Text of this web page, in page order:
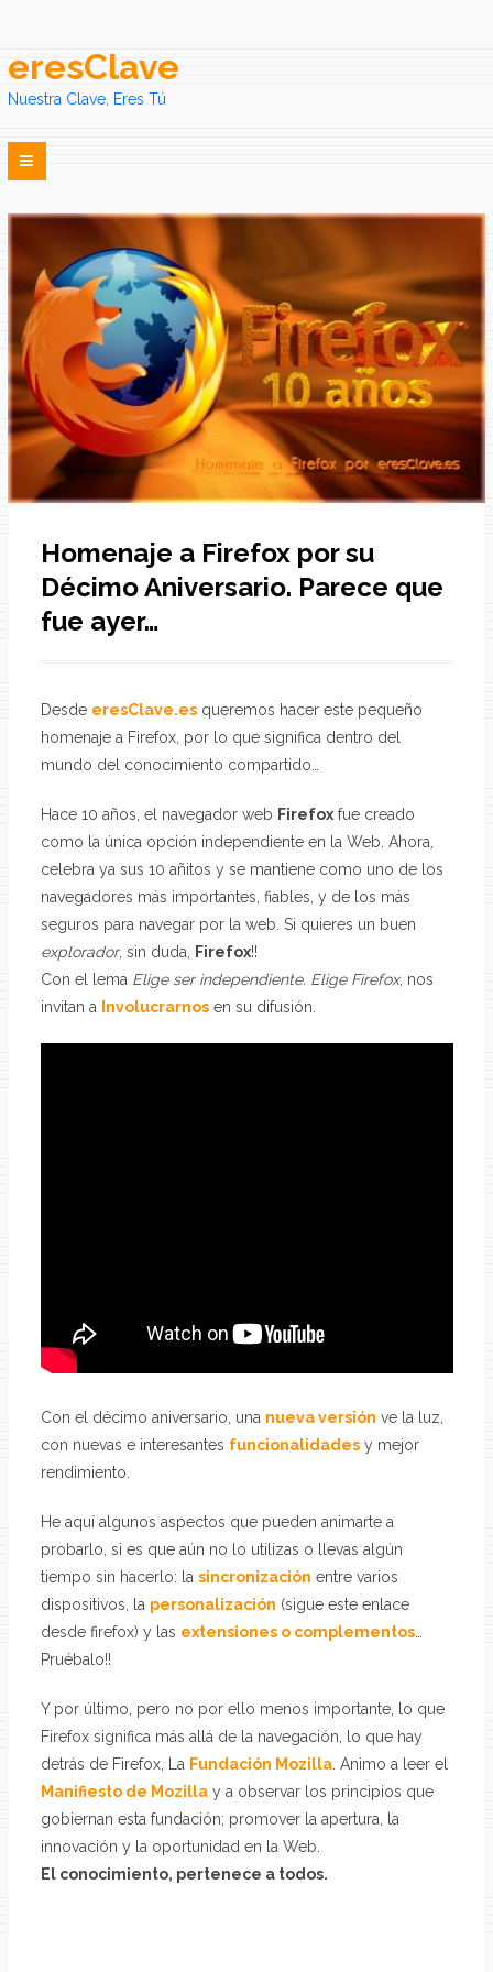
eresClave
Nuestra Clave, Eres Tú
Homenaje a Firefox por su
Décimo Aniversario. Parece que
fue ayer…
Desde eresClave.esqueremos hacer este pequeño
homenaje a Firefox, por lo que significa dentro del
mundo del conocimiento compartido…
Hace 10 años, el navegador web Firefoxfue creado
como la única opción independiente en la Web. Ahora,
celebra ya sus 10 añitos y se mantiene como uno de los
navegadores más importantes, fiables, y de los más
seguros para navegar por la web. Si quieres un buen
explorador, sin duda, Firefox!!
Con el lema Elige ser independiente. Elige Firefox, nos
invitan a
Involucrarnosen su difusión.
Con el décimo aniversario, una nueva versión ve la luz,
con nuevas e interesantes funcionalidadesy mejor
rendimiento.
He aquí algunos aspectos que pueden animarte a
probarlo, si es que aún no lo utilizas o llevas algún
tiempo sin hacerlo: la sincronización entre varios
dispositivos, la personalización (sigue este enlace
desde firefox) y las extensiones o complementos…
Pruébalo!!
Y por último, pero no por ello menos importante, lo que
Firefox significa más allá de la navegación, lo que hay
detrás de Firefox, La Fundación Mozilla. Animo a leer el
Manifiesto de Mozillay a observar los principios que
gobiernan esta fundación; promover la apertura, la
innovación y la oportunidad en la Web.
El conocimiento, pertenece a todos.